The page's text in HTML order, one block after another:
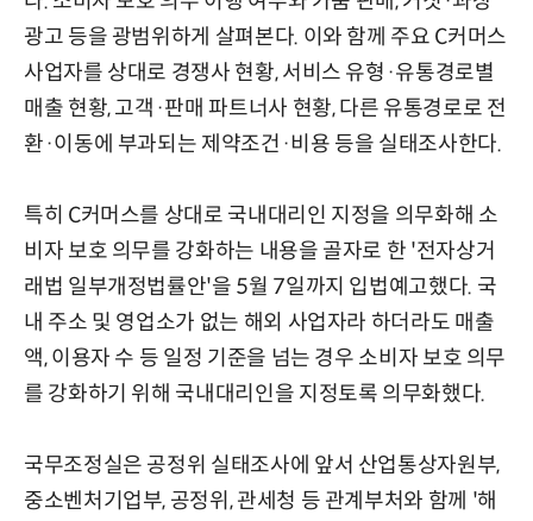
광고 등을 광범위하게 살펴본다. 이와 함께 주요 C커머스
사업자를 상대로 경쟁사 현황, 서비스 유형·유통경로별
매출 현황, 고객·판매 파트너사 현황, 다른 유통경로로 전
환·이동에 부과되는 제약조건·비용 등을 실태조사한다.
특히 C커머스를 상대로 국내대리인 지정을 의무화해 소
비자 보호 의무를 강화하는 내용을 골자로 한 '전자상거
래법 일부개정법률안'을 5월 7일까지 입법예고했다. 국
내 주소 및 영업소가 없는 해외 사업자라 하더라도 매출
액, 이용자 수 등 일정 기준을 넘는 경우 소비자 보호 의무
를 강화하기 위해 국내대리인을 지정토록 의무화했다.
국무조정실은 공정위 실태조사에 앞서 산업통상자원부,
중소벤처기업부, 공정위, 관세청 등 관계부처와 함께 '해